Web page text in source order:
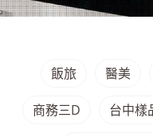
飯旅 醫美
商務三D 台中樣